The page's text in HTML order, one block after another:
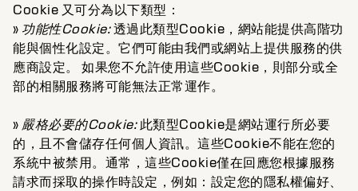
Cookie 又可分為以下類型：
» 功能性Cookie:透過此類型Cookie，網站能提供高階功
能與個性化設定。它們可能由我們或網站上提供服務的供
應商設定。 如果您不允許使用這些Cookie，則部分或全
部的相關服務將可能無法正常運作。
» 嚴格必要的Cookie:此類型Cookie是網站運行所必要
的，且不會儲存任何個人資訊。這些Cookie不能在您的
系統中被禁用。通常，這些Cookie僅在回應您根據服務
請求而採取的操作時設定，例如：設定您的隱私權偏好、